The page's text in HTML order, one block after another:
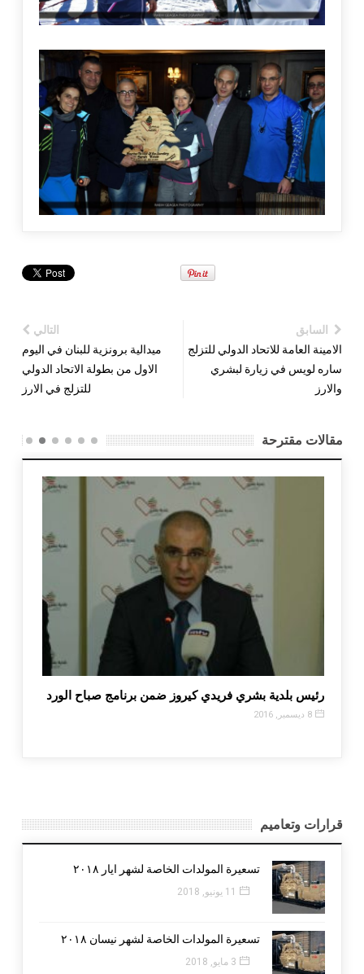
السابق
الامينة العامة للاتحاد الدولي للتزلج
ساره لويس في زيارة لبشري
والارز
التالي
ميدالية برونزية للبنان في اليوم
الاول من بطولة الاتحاد الدولي
للتزلج في الارز
مقالات مقترحة
رئيس بلدية بشري فريدي كيروز ضمن برنامج صباح الورد
8 ديسمبر, 2016
قرارات وتعاميم
تسعيرة المولدات الخاصة لشهر ايار ٢٠١٨
11 يونيو, 2018
تسعيرة المولدات الخاصة لشهر نيسان ٢٠١٨
3 مايو, 2018